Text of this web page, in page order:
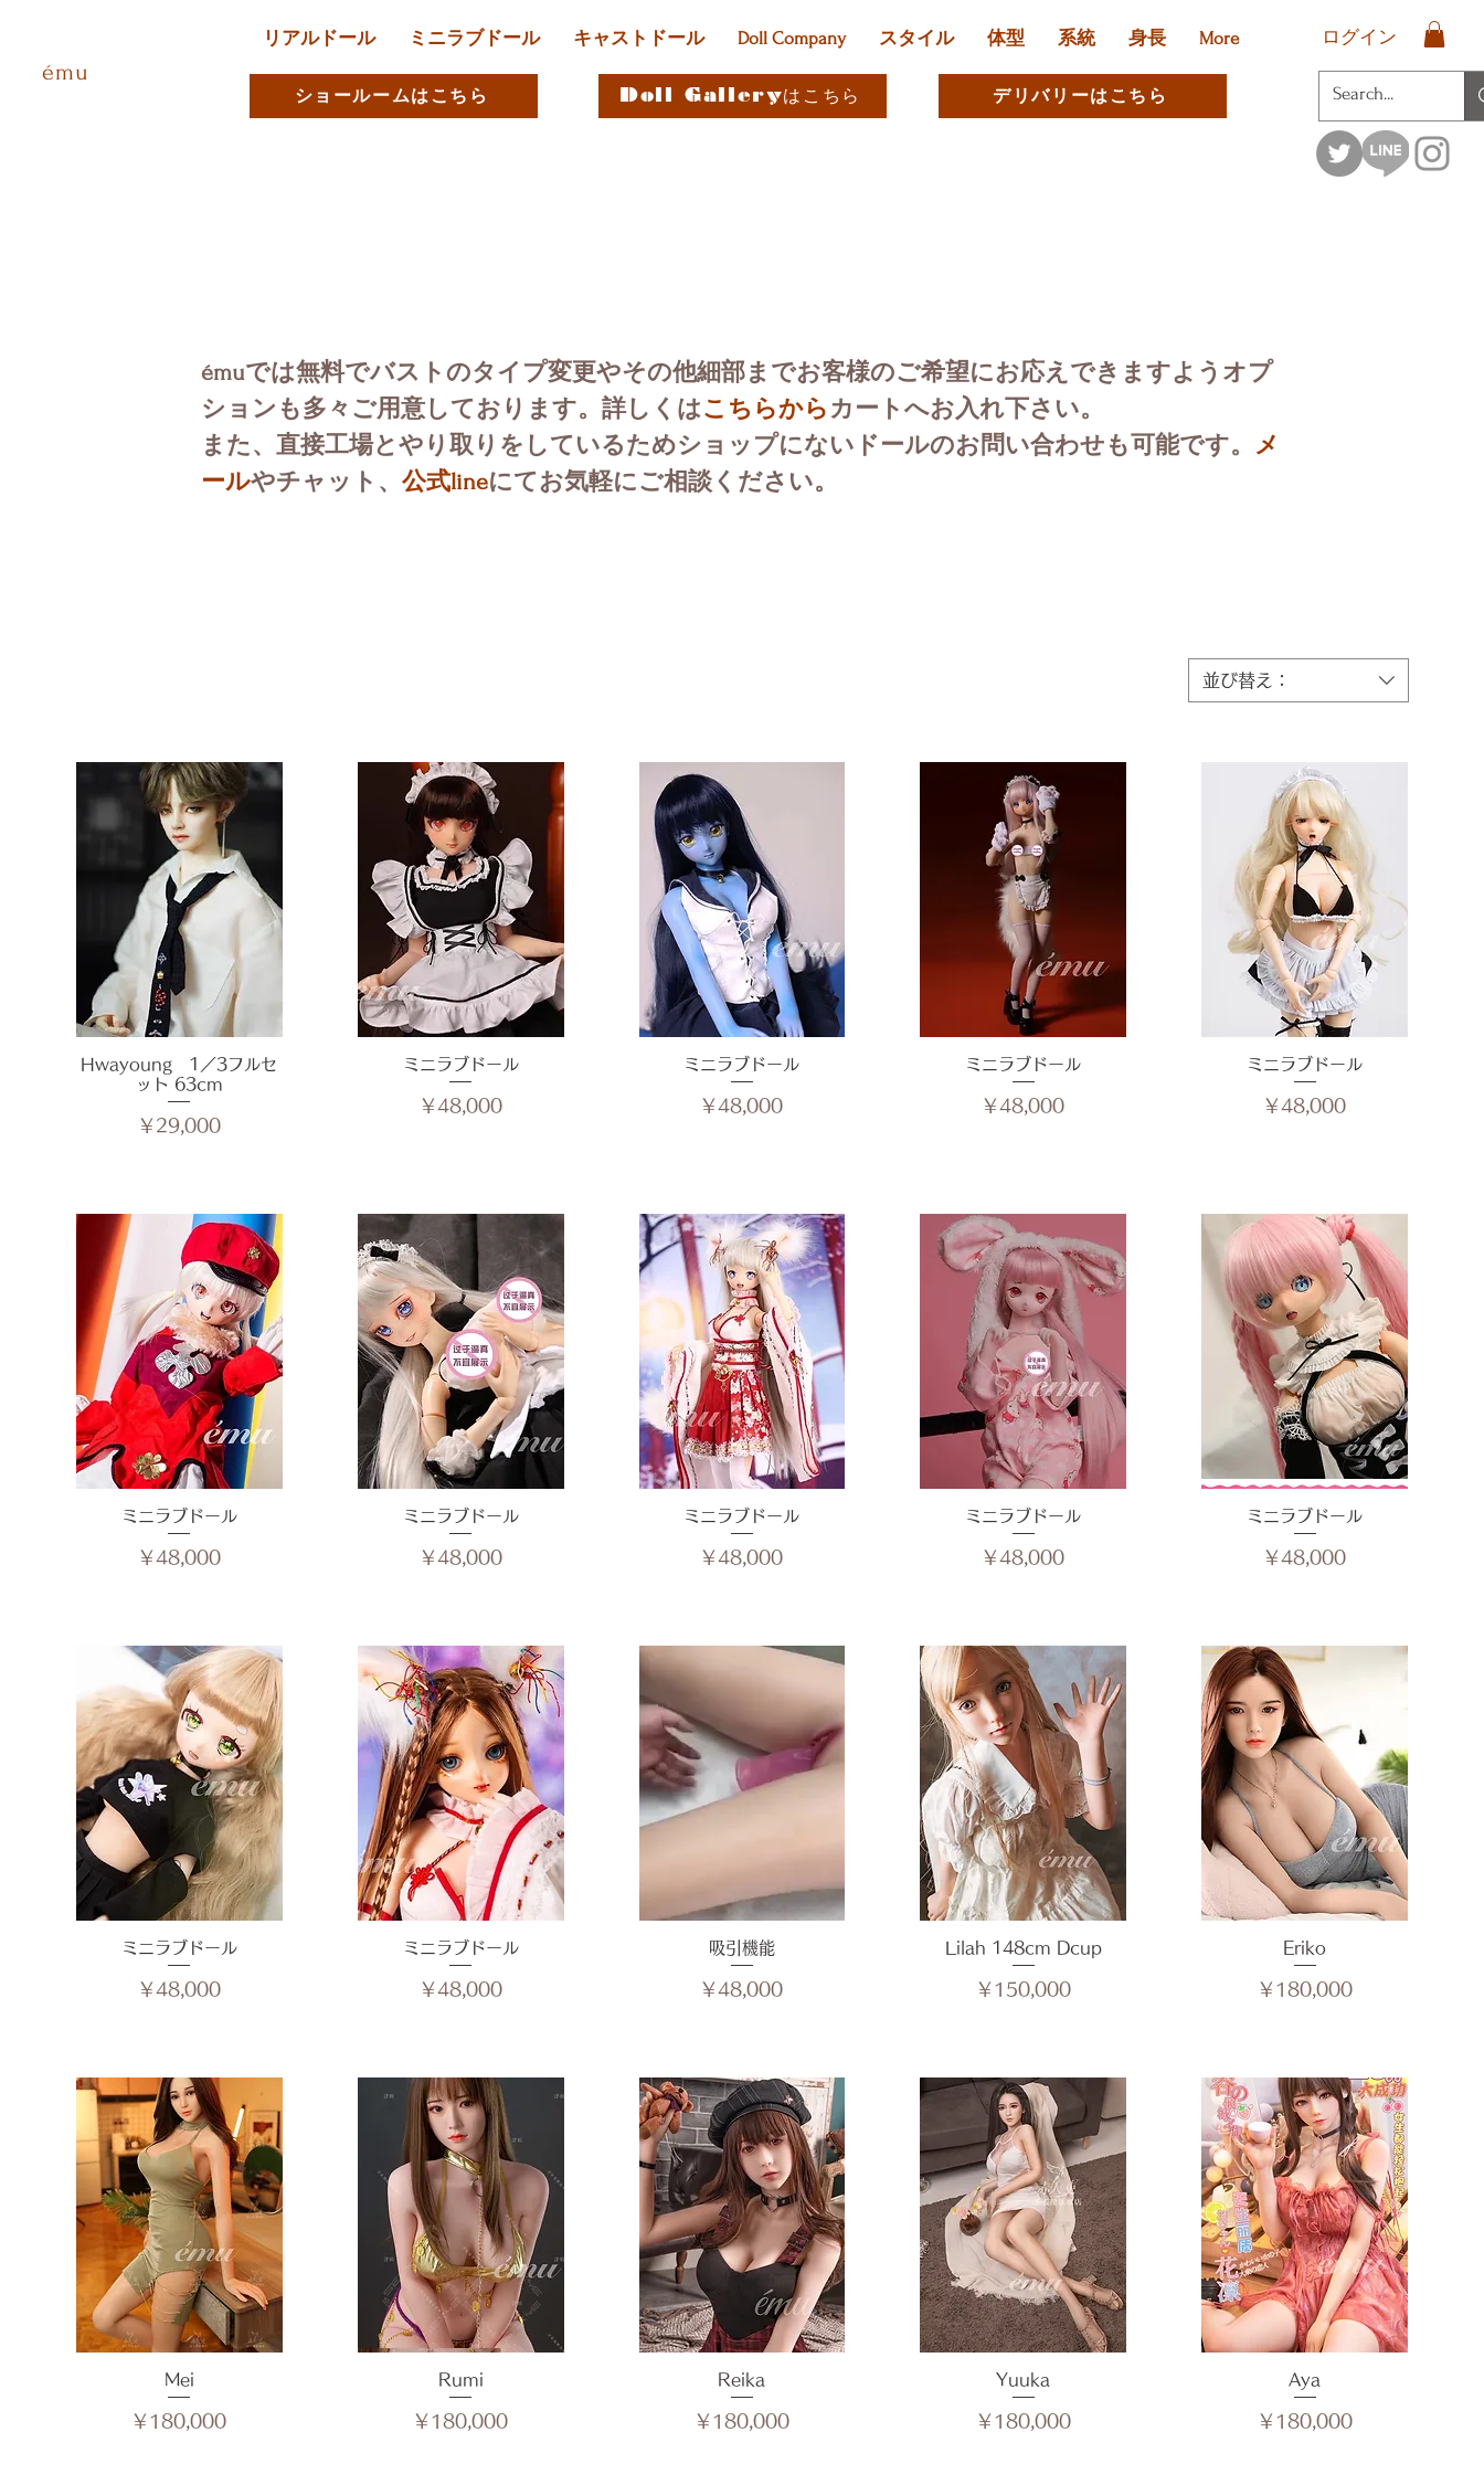
ému
ログイン
リアルドール ミニラブドール キャストドール Doll Company スタイル 体型 系統 身長 More
ショールームはこちら Doll Galleryはこちら デリバリーはこちら
émuでは無料でバストのタイプ変更やその他細部までお客様のご希望にお応えできますようオプ
ションも多々ご用意しております。 詳しくはこちらから カートへお入れ下さい。
​また、直接工場とやり取りをしているためショップにないドールのお問い合わせも可能です。 メ
ールやチャット、 公式lineにてお気軽にご相談ください。
並び替え：
クイックビュー
Hwayoung 1／3フルセ
ット 63cm
価格
￥29,000
クイックビュー
ミニラブドール
価格
￥48,000
クイックビュー
ミニラブドール
価格
￥48,000
クイックビュー
ミニラブドール
価格
￥48,000
クイックビュー
ミニラブドール
価格
￥48,000
クイックビュー
ミニラブドール
価格
￥48,000
クイックビュー
ミニラブドール
価格
￥48,000
クイックビュー
ミニラブドール
価格
￥48,000
クイックビュー
ミニラブドール
価格
￥48,000
クイックビュー
ミニラブドール
価格
￥48,000
クイックビュー
ミニラブドール
価格
￥48,000
クイックビュー
ミニラブドール
価格
￥48,000
クイックビュー
吸引機能
価格
￥48,000
クイックビュー
Lilah 148cm Dcup
価格
￥150,000
クイックビュー
Eriko
価格
￥180,000
クイックビュー
Mei
価格
￥180,000
クイックビュー
Rumi
価格
￥180,000
クイックビュー
Reika
価格
￥180,000
クイックビュー
Yuuka
価格
￥180,000
クイックビュー
Aya
価格
￥180,000